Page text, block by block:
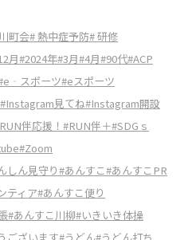
町会# 熱中症予防# 研修
月#2024年#3月#4月#90代#ACP
スポーツ#eスポーツ
#Instagram見てね#Instagram開設
伴応援！ #RUN伴＋#SDGｓ
#Zoom
しん見守り#あんすこ#あんすこPR
ティア#あんすこ便り
#あんすこ川柳#いきいき体操